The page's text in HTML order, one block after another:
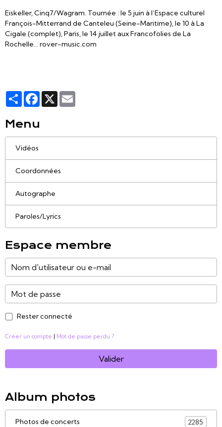
Eiskeller, Cinq7/Wagram. Tournée : le 5 juin à l’Espace culturel
François-Mitterrand de Canteleu (Seine-Maritime), le 10 à La
Cigale (complet), Paris, le 14 juillet aux Francofolies de La
Rochelle… rover-music.com
PartagerFacebook
X
Menu
Vidéos
Coordonnées
Autographe
Paroles/Lyrics
Espace membre
Rester connecté
Créer un compte Mot de passe perdu ?
Valider
Album photos
Photos de concerts 2285